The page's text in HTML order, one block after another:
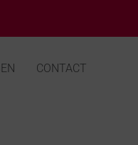
CONTACT